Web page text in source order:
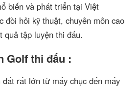
biến và phát triển tại Việt
đòi hỏi kỹ thuật, chuyên môn cao
quả tập luyện thi đấu.
Golf thi đấu :
rất lớn từ mấy chục đến mấy